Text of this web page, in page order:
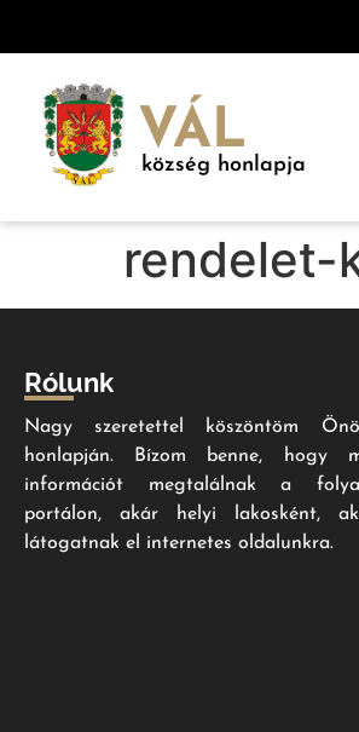
VÁL
község honlapja
rendelet-
Rólunk
Nagy szeretettel köszöntöm
honlapján. Bízom benne, hogy
információt megtalálnak a
portálon, akár helyi lakosként,
látogatnak el internetes oldalunkra.